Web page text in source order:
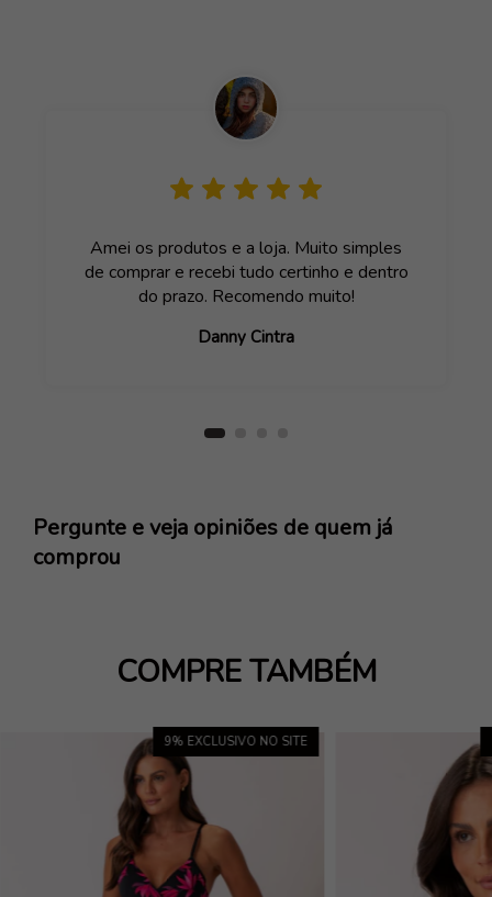
Amei os produtos e a loja. Muito simples
de comprar e recebi tudo certinho e dentro
do prazo. Recomendo muito!
Danny Cintra
Pergunte e veja opiniões de quem já
comprou
COMPRE TAMBÉM
9% EXCLUSIVO NO SITE